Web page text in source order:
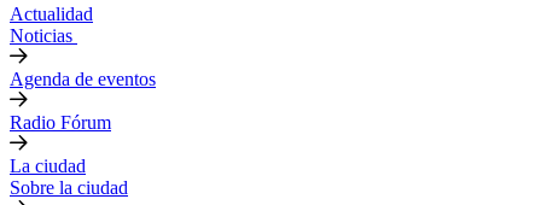
Actualidad
Noticias
Agenda de eventos
Radio Fórum
La ciudad
Sobre la ciudad